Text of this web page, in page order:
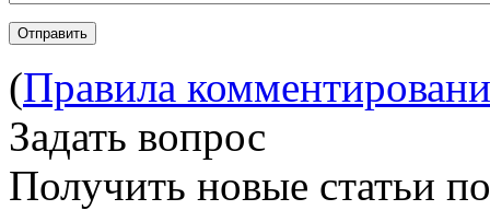
(Правила
Задать вопрос
Получить новые статьи